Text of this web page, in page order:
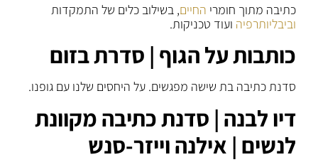
כתיבה מתוך חומרי החיים, בשילוב כלים של התמקדות
וביבליותרפיה ועוד טכניקות.
כותבות על הגוף | סדרת בזום
סדנת כתיבה בת שישה מפגשים. על היחסים שלנו עם גופנו.
דיו לבנה | סדנת כתיבה מקוונת
לנשים | אילנה וייזר-סנש